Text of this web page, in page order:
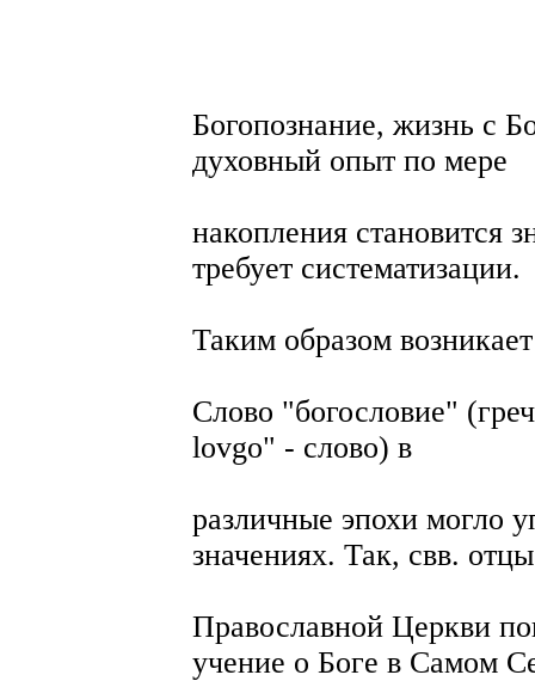
Богопознание, жизнь с
духовный опыт по мере
накопления становится
требует систематизации.
Таким образом
Слово "богословие"
lovgo" - слово) в
различные эпохи могло
значениях. Так, свв. отцы
Православной Церкви
учение о Боге в Самом